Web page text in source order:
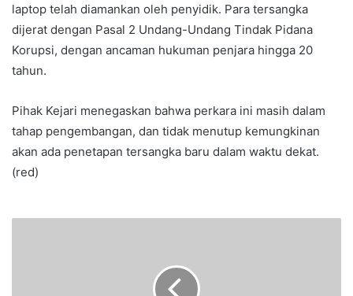
laptop telah diamankan oleh penyidik. Para tersangka
dijerat dengan Pasal 2 Undang-Undang Tindak Pidana
Korupsi, dengan ancaman hukuman penjara hingga 20
tahun.
Pihak Kejari menegaskan bahwa perkara ini masih dalam
tahap pengembangan, dan tidak menutup kemungkinan
akan ada penetapan tersangka baru dalam waktu dekat.
(red)